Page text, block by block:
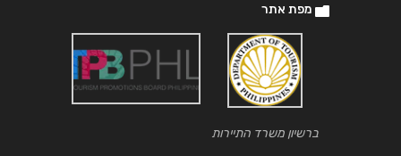
מפת אתר
ברשיון משרד התיירות